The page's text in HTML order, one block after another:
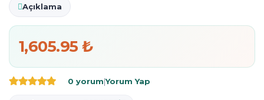
Açıklama
1,605.95 ₺
0 yorum|Yorum Yap